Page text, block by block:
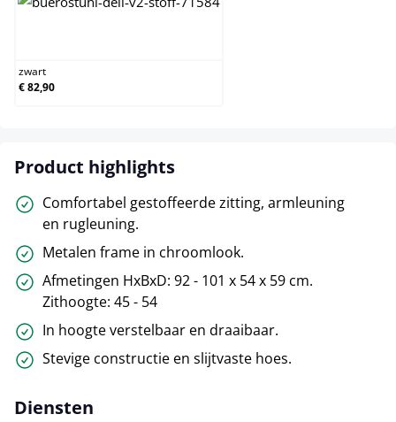
zwart
€ 82,90
Product highlights
Comfortabel gestoffeerde zitting, armleuning
en rugleuning.
Metalen frame in chroomlook.
Afmetingen HxBxD: 92 - 101 x 54 x 59 cm.
Zithoogte: 45 - 54
In hoogte verstelbaar en draaibaar.
Stevige constructie en slijtvaste hoes.
Diensten